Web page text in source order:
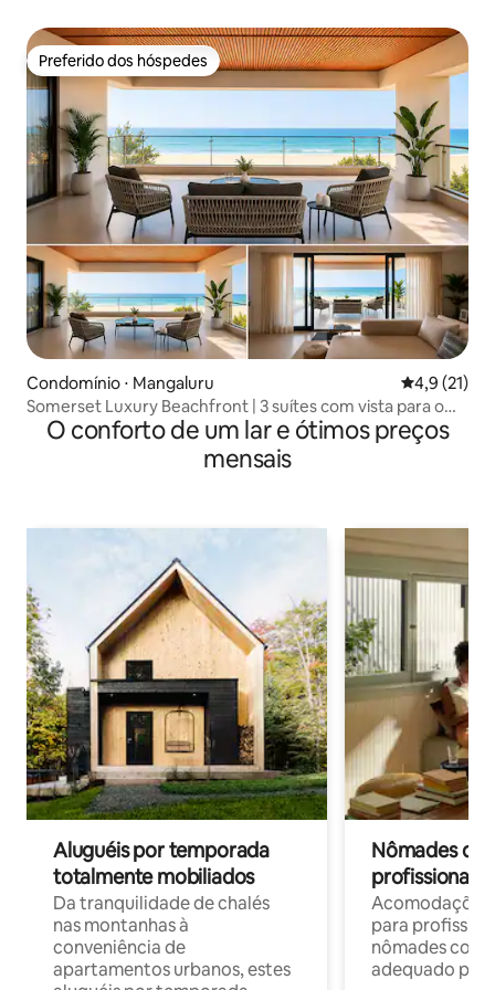
Preferido dos hóspedes
Preferido dos hóspedes
Condomínio ⋅ Mangaluru 4,9 de uma
4,9 (21)
Somerset Luxury Beachfront | 3 suítes com vista para o
marO conforto de um lar e ótimos preços
mensais
Aluguéis por temporada
totalmente mobiliados
Da tranquilidade de chalés
nas montanhas à
conveniência de
apartamentos urbanos, estes
Nômades
profissionais
para
nômades com
adequado